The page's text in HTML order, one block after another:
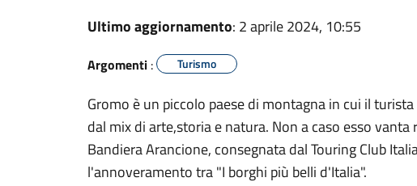
Ultimo aggiornamento: 2 aprile 2024, 10:55
Argomenti : Turismo
Gromo è un piccolo paese di montagna in cui il
dal mix di arte,storia e natura. Non a caso esso
Bandiera Arancione, consegnata dal Touring Club
l'annoveramento tra "I borghi più belli d'Italia".